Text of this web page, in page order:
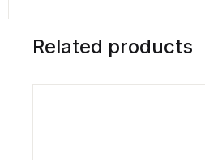
Related products